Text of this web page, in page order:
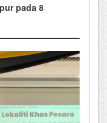
pada 8